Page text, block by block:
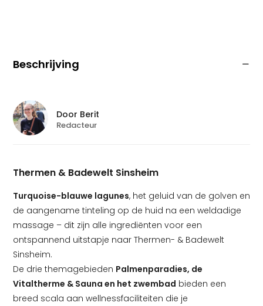
Beschrijving
Thermen & Badewelt Sinsheim
Turquoise-blauwe lagunes, het geluid van de golven en
de aangename tinteling op de huid na een weldadige
massage – dit zijn alle ingrediënten voor een
ontspannend uitstapje naar Thermen- & Badewelt
Sinsheim.
De drie themagebieden Palmenparadies, de
Vitaltherme & Sauna en het zwembad bieden een
breed scala aan wellnessfaciliteiten die je
Door Berit
Redacteur